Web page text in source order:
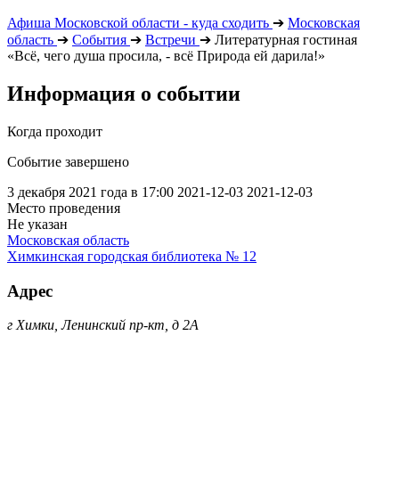
Афиша Московской области - куда сходить ➔ Московская
область ➔ События ➔ Встречи ➔ Литературная гостиная
«Всё, чего душа просила, - всё Природа ей дарила!»
Информация о событии
Когда проходит
Событие завершено
3 декабря 2021 года в 17:00 2021-12-03 2021-12-03
Место проведения
Не указан
Московская область
Химкинская городская библиотека № 12
Адрес
г Химки, Ленинский пр-кт, д 2А